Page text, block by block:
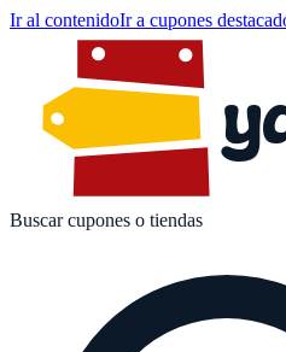
Ir al contenidoIr a cupones
Buscar cupones o tiendas